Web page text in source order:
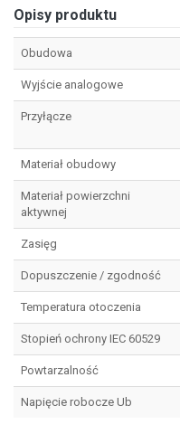
Opisy produktu
Obudowa
Wyjście analogowe
Przyłącze
Materiał obudowy
Materiał powierzchni
aktywnej
Zasięg
Dopuszczenie / zgodność
Temperatura otoczenia
Stopień ochrony IEC 60529
Powtarzalność
Napięcie robocze Ub